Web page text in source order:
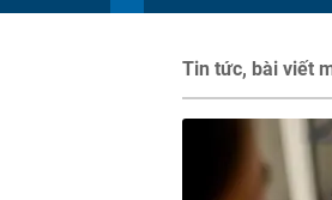
Tin tức, bài viết